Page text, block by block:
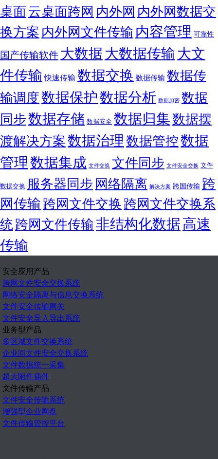
桌面云桌面跨网 内外网 内外网数据交
换方案内外网文件传输内容管理 可靠性
国产传输软件 大数据大数据传输大文
件传输 快速传输 数据交换 数据传输数据传
输调度数据保护数据分析 数据加密 数据
同步数据存储 数据安全 数据归集数据摆
渡解决方案数据治理数据管控数据
管理数据集成 文件交换 文件同步 文件安全交换 文件
数据交换 服务器同步网络隔离 解决方案 跨国传输 跨
网传输跨网文件交换跨网文件交换系
统跨网文件传输非结构化数据高速
传输
安全应用产品
跨网文件安全交换系统
网络安全隔离与信息交换系统
文件安全传输网关
文件安全导入导出系统
业务型产品
多区域文件交换系统
企业间文件安全交换系统
文件数据统一采集
超大附件插件
文件传输产品
文件安全传输系统
增强型企业网盘
文件传输管控平台